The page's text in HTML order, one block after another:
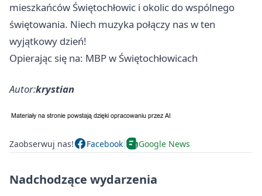
mieszkańców Świętochłowic i okolic do wspólnego
świętowania. Niech muzyka połączy nas w ten
wyjątkowy dzień!
Opierając się na: MBP w Świętochłowicach
Autor:krystian
Zaobserwuj nas! Facebook Google News
Nadchodzące wydarzenia